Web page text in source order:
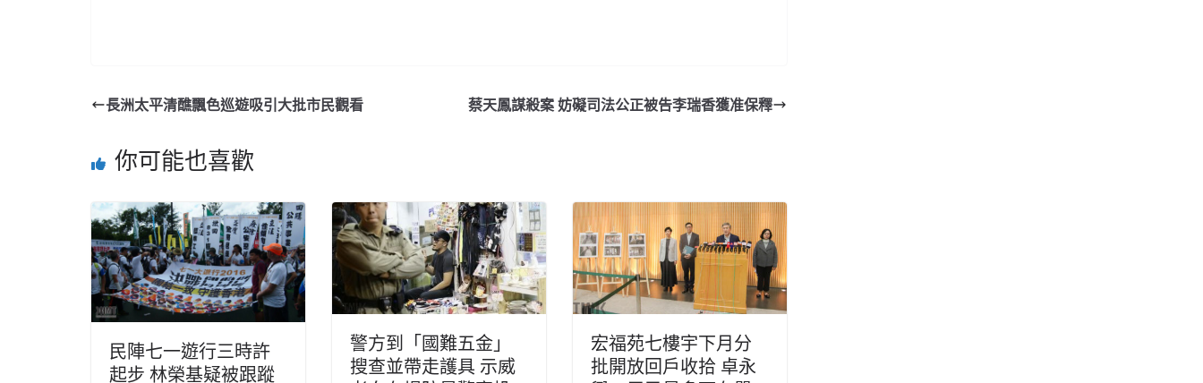
長洲太平清醮飄色巡遊吸引大批市民觀看 蔡天鳳謀殺案 妨礙司法公正被告李瑞香獲准保釋
你可能也喜歡
民陣七一遊行三時許
起步 林榮基疑被跟蹤
警方到「國難五金」
搜查並帶走護具 示威
宏福苑七樓宇下月分
批開放回戶收拾 卓永